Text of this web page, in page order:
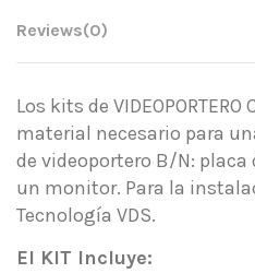
Reviews(0)
Los kits de
material necesario para
de videoportero B/N:
un monitor. Para la
Tecnología VDS.
El KIT Incluye: